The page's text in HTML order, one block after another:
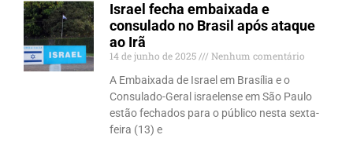
Israel fecha embaixada e
consulado no Brasil após ataque
ao Irã
14 de junho de 2025
Nenhum comentário
A Embaixada de Israel em Brasília e o
Consulado-Geral israelense em São Paulo
estão fechados para o público nesta sexta-
feira (13) e